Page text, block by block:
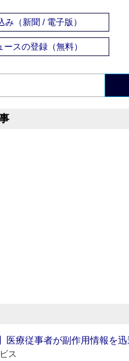
み（新聞 / 電子版）
ースの登録（無料）
医療従事者が副作用情報を
ス